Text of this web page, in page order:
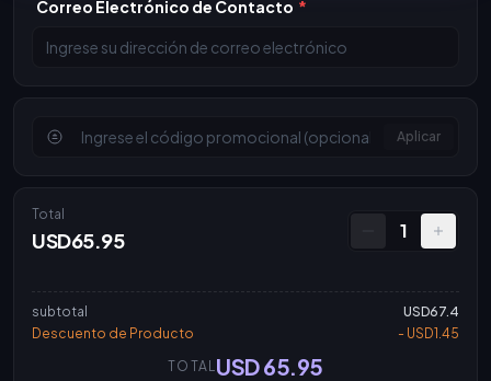
Correo Electrónico de Contacto *
Aplicar
Total
USD65.95 1
subtotal
USD67.4
Descuento de Producto
- USD1.45
TOTAL USD 65.95